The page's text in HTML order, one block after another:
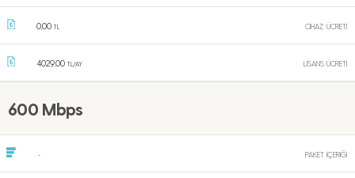
0,00 TL CİHAZ ÜCRETİ
4029,00 TL/AY LİSANS ÜCRETİ
600 Mbps
- PAKET İÇERİĞİ